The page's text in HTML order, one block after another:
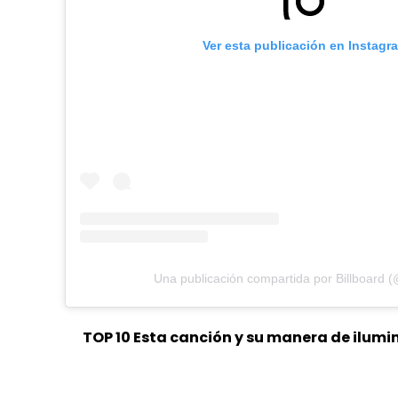
Ver esta publicación en
Una publicación compartida por Billboard
TOP 10 Esta canción y su manera de